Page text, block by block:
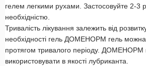
гелем легкими рухами. Застосовуйте 2-3
необхідністю.
Тривалість лікування залежить від
необхідності гель ДОМЕНОРМ гель можна
протягом тривалого періоду. ДОМЕНОРМ
використовувати в якості лубриканта.